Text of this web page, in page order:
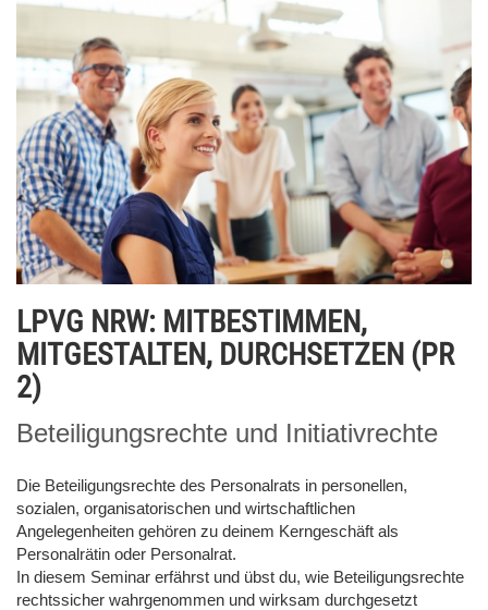
LPVG NRW: MITBESTIMMEN,
MITGESTALTEN, DURCHSETZEN (PR
2)
Beteiligungsrechte und Initiativrechte
Die Beteiligungsrechte des Personalrats in personellen,
sozialen, organisatorischen und wirtschaftlichen
Angelegenheiten gehören zu deinem Kerngeschäft als
Personalrätin oder Personalrat.
In diesem Seminar erfährst und übst du, wie Beteiligungsrechte
rechtssicher wahrgenommen und wirksam durchgesetzt